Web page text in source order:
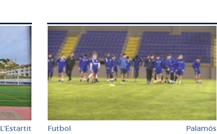
L'Estartit Futbol Palamós